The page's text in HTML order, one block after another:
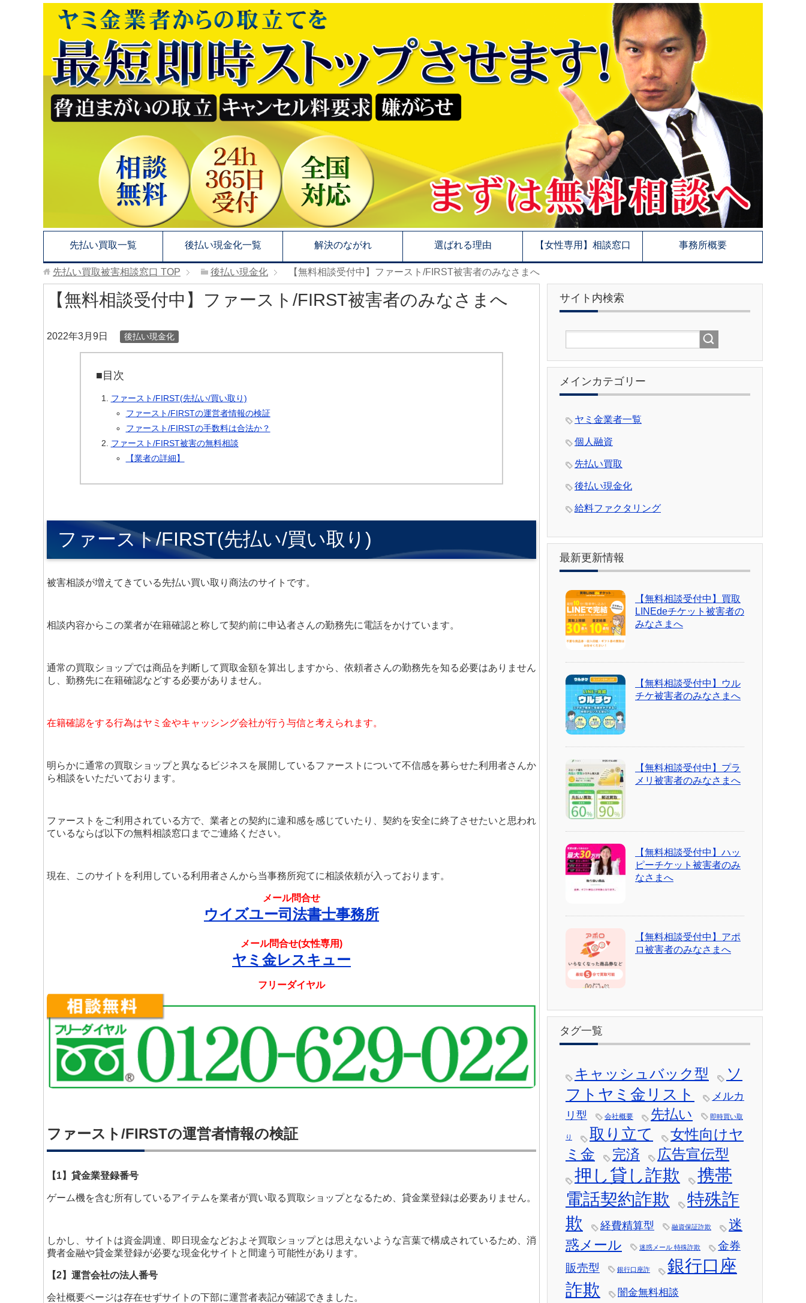
先払い買取一覧 後払い現金化一覧 解決のながれ 選ばれる理由 【女性専用】相談窓口 事務所概要
先払い買取被害相談窓口 TOP 後払い現金化 【無料相談受付中】ファースト/FIRST被害者のみなさまへ
【無料相談受付中】ファースト/FIRST被害者のみなさまへ
2022年3月9日 後払い現金化
■目次
ファースト/FIRST(先払い/買い取り)
ファースト/FIRSTの運営者情報の検証
ファースト/FIRSTの手数料は合法か？
ファースト/FIRST被害の無料相談
【業者の詳細】
ファースト/FIRST(先払い/買い取り)
被害相談が増えてきている先払い買い取り商法のサイトです。
相談内容からこの業者が在籍確認と称して契約前に申込者さんの勤務先に電話をかけています。
通常の買取ショップでは商品を判断して買取金額を算出しますから、依頼者さんの勤務先を知る必要はありません
し、勤務先に在籍確認などする必要がありません。
在籍確認をする行為はヤミ金やキャッシング会社が行う与信と考えられます。
明らかに通常の買取ショップと異なるビジネスを展開しているファーストについて不信感を募らせた利用者さんか
ら相談をいただいております。
ファーストをご利用されている方で、業者との契約に違和感を感じていたり、契約を安全に終了させたいと思われ
ているならば以下の無料相談窓口までご連絡ください。
現在、このサイトを利用している利用者さんから当事務所宛てに相談依頼が入っております。
メール問合せ
ウイズユー司法書士事務所
メール問合せ(女性専用)
ヤミ金レスキュー
フリーダイヤル
ファースト/FIRSTの運営者情報の検証
【1】貸金業登録番号
ゲーム機を含む所有しているアイテムを業者が買い取る買取ショップとなるため、貸金業登録は必要ありません。
しかし、サイトは資金調達、即日現金などおよそ買取ショップとは思えないような言葉で構成されているため、消
費者金融や貸金業登録が必要な現金化サイトと間違う可能性があります。
【2】運営会社の法人番号
会社概要ページは存在せずサイトの下部に運営者表記が確認できました。
サイト内検索
メインカテゴリー
ヤミ金業者一覧
個人融資
先払い買取
後払い現金化
給料ファクタリング
最新更新情報
【無料相談受付中】買取
LINEdeチケット被害者の
みなさまへ
【無料相談受付中】ウル
チケ被害者のみなさまへ
【無料相談受付中】プラ
メリ被害者のみなさまへ
【無料相談受付中】ハッ
ピーチケット被害者のみ
なさまへ
【無料相談受付中】アポ
ロ被害者のみなさまへ
タグ一覧
キャッシュバック型
ソ
フトヤミ金リスト
メルカ
リ型
会社概要 先払い 即時買い取
り 取り立て
女性向けヤ
ミ金
完済 広告宣伝型
押し貸し詐欺
携帯
電話契約詐欺
特殊詐
欺
経費精算型 融資保証詐欺
迷
惑メール
迷惑メール 特殊詐欺
金券
販売型
銀行口座詐
銀行口座
詐欺
闇金無料相談